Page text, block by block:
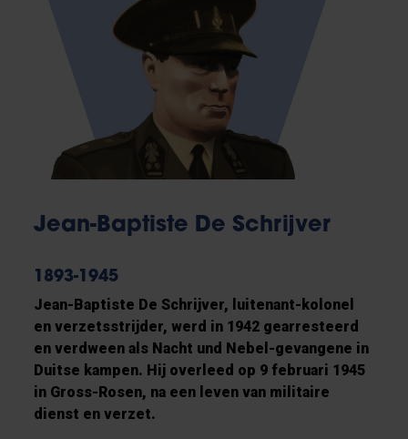
Jean-Baptiste De Schrijver
1893-1945
Jean-Baptiste De Schrijver, luitenant-kolonel
en verzetsstrijder, werd in 1942 gearresteerd
en verdween als Nacht und Nebel-gevangene in
Duitse kampen. Hij overleed op 9 februari 1945
in Gross-Rosen, na een leven van militaire
dienst en verzet.